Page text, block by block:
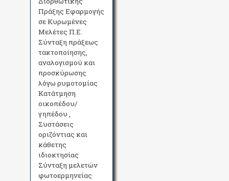
Πράξης Εφαρμογής
σε Κυρωμένες
Μελέτες Π.Ε.
Σύνταξη πράξεως
τακτοποίησης,
αναλογισμού και
προσκύρωσης
λόγω ρυμοτομίας
Κατάτμηση
οικοπέδου/
γηπέδου ,
Συστάσεις
οριζόντιας και
κάθετης
ιδιοκτησίας
Σύνταξη μελετών
φωτοερμηνείας